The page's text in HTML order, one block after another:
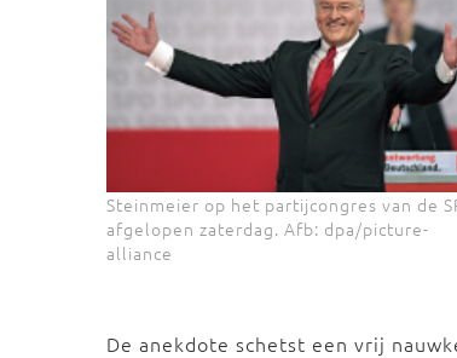
Steinmeier op het partijcongres van de
afgelopen zaterdag. Afb: dpa/picture-
alliance
De anekdote schetst een vrij